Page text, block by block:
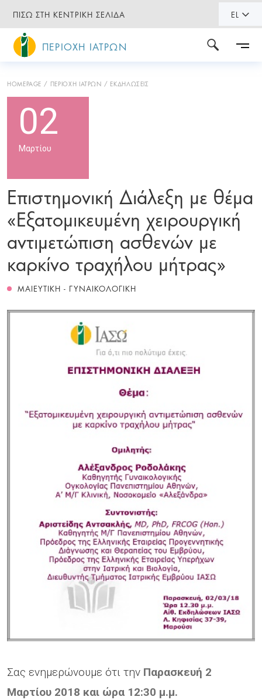
ΠΙΣΩ ΣΤΗ ΚΕΝΤΡΙΚΗ ΣΕΛΙΔΑ EL
ΠΕΡΙΟΧΗ ΙΑΤΡΩΝ
HOMEPAGE ΠΕΡΙΟΧΗ ΙΑΤΡΩΝ ΕΚΔΗΛΩΣΕΙΣ
02
Μαρτίου
Επιστημονική Διάλεξη με θέμα
«Εξατομικευμένη χειρουργική
αντιμετώπιση ασθενών με
καρκίνο τραχήλου μήτρας»
ΜΑΙΕΥΤΙΚΗ - ΓΥΝΑΙΚΟΛΟΓΙΚΗ
Σας ενημερώνουμε ότι την Παρασκευή 2
Μαρτίου 2018 και ώρα 12:30 μ.μ.